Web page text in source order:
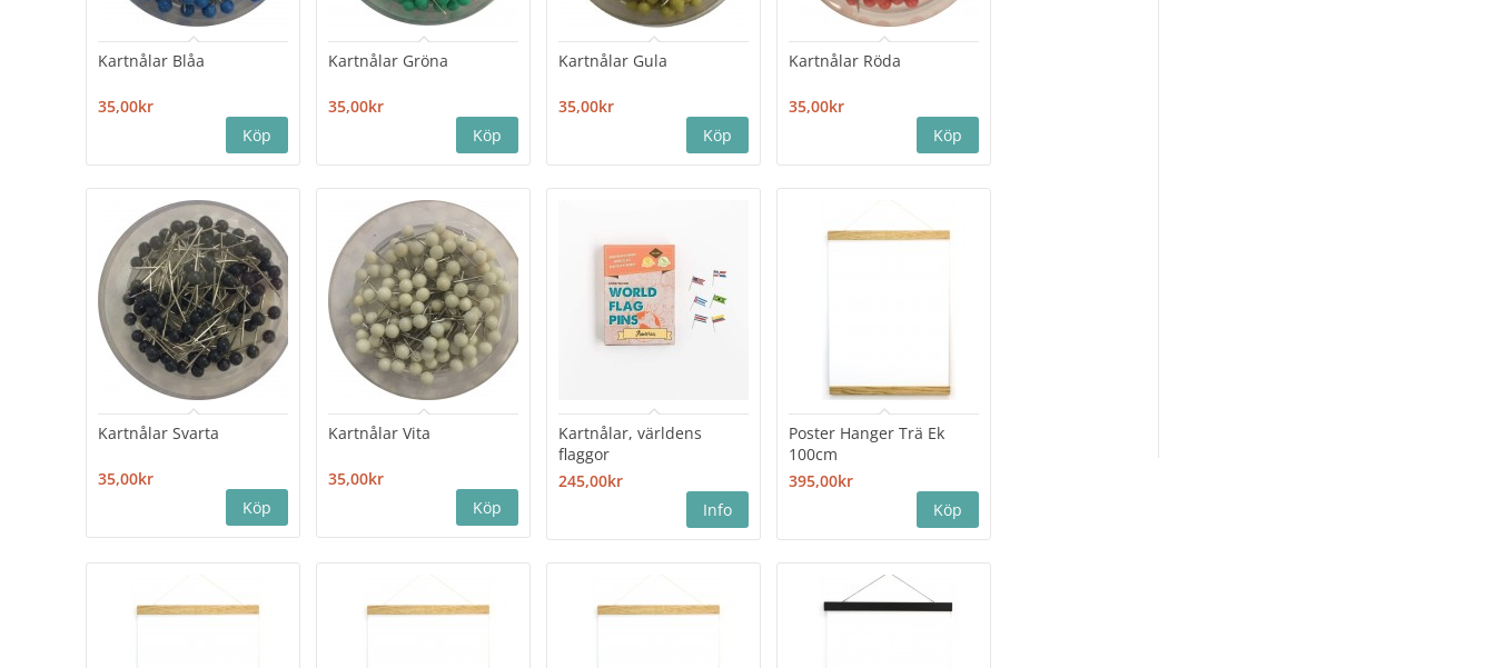
Kartnålar Blåa
35,00kr
Kartnålar Gröna
35,00kr
Kartnålar Gula
35,00kr
Kartnålar Röda
35,00kr
Kartnålar Svarta
35,00kr
Kartnålar Vita
35,00kr
Kartnålar, världens
flaggor
245,00kr
Poster Hanger Trä Ek
100cm
395,00kr